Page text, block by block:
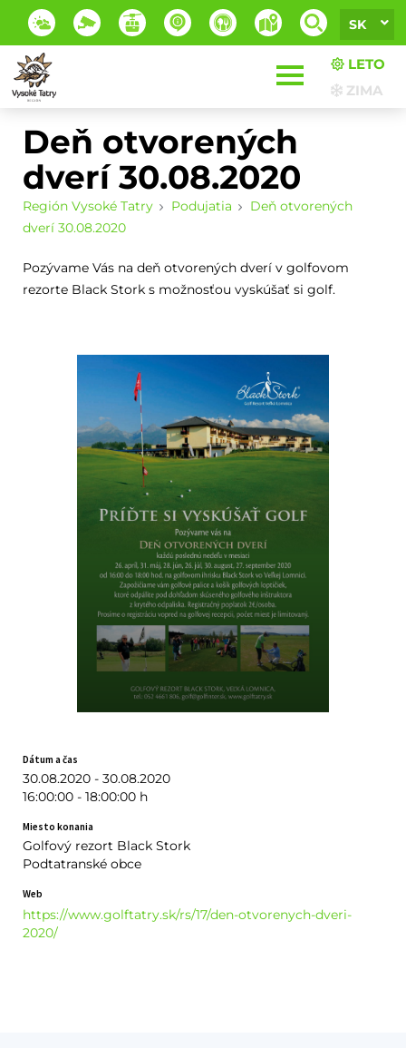
SK
LETO
ZIMA
Deň otvorených
dverí 30.08.2020
Región Vysoké Tatry Podujatia
Deň otvorených
dverí 30.08.2020
Pozývame Vás na deň otvorených dverí v golfovom
rezorte Black Stork s možnosťou vyskúšať si golf.
Dátum a čas
30.08.2020 - 30.08.2020
16:00:00 - 18:00:00 h
Miesto konania
Golfový rezort Black Stork
Podtatranské obce
Web
https://www.golftatry.sk/rs/17/den-otvorenych-dveri-
2020/